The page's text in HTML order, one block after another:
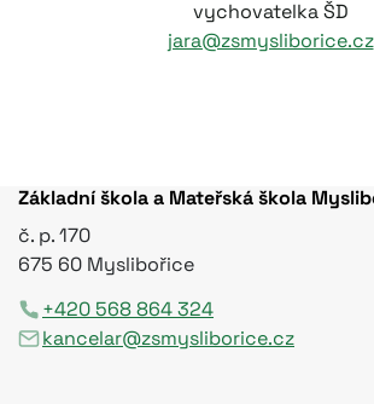
vychovatelka ŠD
jara@zsmysliborice.cz
Základní škola a Mateřská škola
č. p. 170
675 60 Myslibořice
+420 568 864 324
kancelar@zsmysliborice.cz